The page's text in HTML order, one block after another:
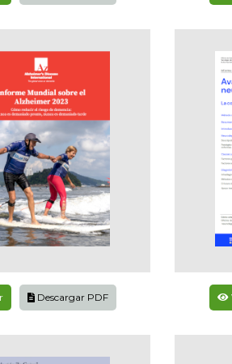
Descargar PDF